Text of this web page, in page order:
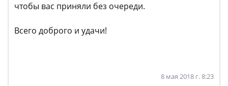
чтобы вас приняли без очереди.
Всего доброго и удачи!
8 мая 2018 г. 8:23